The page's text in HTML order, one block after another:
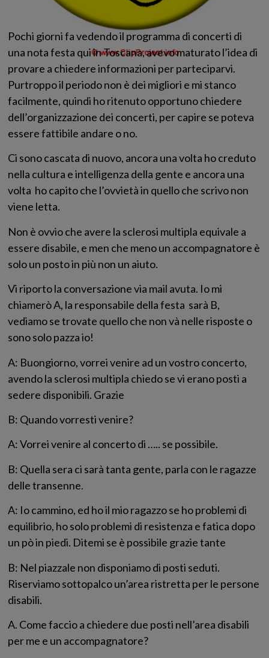
Pochi giorni fa vedendo il programma di concerti di
una nota festa qui in Toscana, avevo maturato l’idea di
provare a chiedere informazioni per parteciparvi.
Purtroppo il periodo non è dei migliori e mi stanco
facilmente, quindi ho ritenuto opportuno chiedere
dell’organizzazione dei concerti, per capire se poteva
essere fattibile andare o no.
Ci sono cascata di nuovo, ancora una volta ho creduto
nella cultura e intelligenza della gente e ancora una
volta ho capito che l’ovvietà in quello che scrivo non
viene letta.
Non è ovvio che avere la sclerosi multipla equivale a
essere disabile, e men che meno un accompagnatore è
solo un posto in più non un aiuto.
Vi riporto la conversazione via mail avuta. Io mi
chiamerò A, la responsabile della festa sarà B,
vediamo se trovate quello che non và nelle risposte o
sono solo pazza io!
A: Buongiorno, vorrei venire ad un vostro concerto,
avendo la sclerosi multipla chiedo se vi erano posti a
sedere disponibili. Grazie
B: Quando vorresti venire?
A: Vorrei venire al concerto di ….. se possibile.
B: Quella sera ci sarà tanta gente, parla con le ragazze
delle transenne.
A: Io cammino, ed ho il mio ragazzo se ho problemi di
equilibrio, ho solo problemi di resistenza e fatica dopo
un pò in piedi. Ditemi se è possibile grazie tante
B: Nel piazzale non disponiamo di posti seduti.
Riserviamo sottopalco un’area ristretta per le persone
disabili.
A. Come faccio a chiedere due posti nell’area disabili
per me e un accompagnatore?